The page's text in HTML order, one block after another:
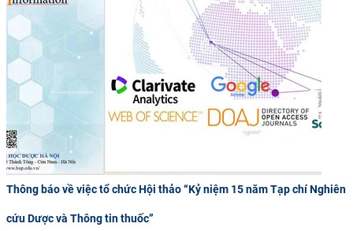
Thông báo về việc tổ chức Hội thảo “Kỷ niệm 15 năm Tạp chí Nghiên
cứu Dược và Thông tin thuốc”